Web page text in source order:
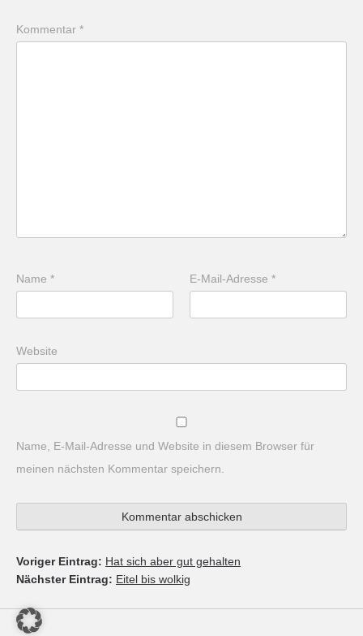
Kommentar *
Name * E-Mail-Adresse*
Website
Name, E-Mail-Adresse und Website in diesem Browser für
meinen nächsten Kommentar speichern.
Voriger Eintrag: Hat sich aber gut gehalten
Nächster Eintrag: Eitel bis wolkig